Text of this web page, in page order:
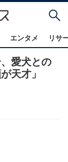
エンタメ リサ
愛犬との
天才」